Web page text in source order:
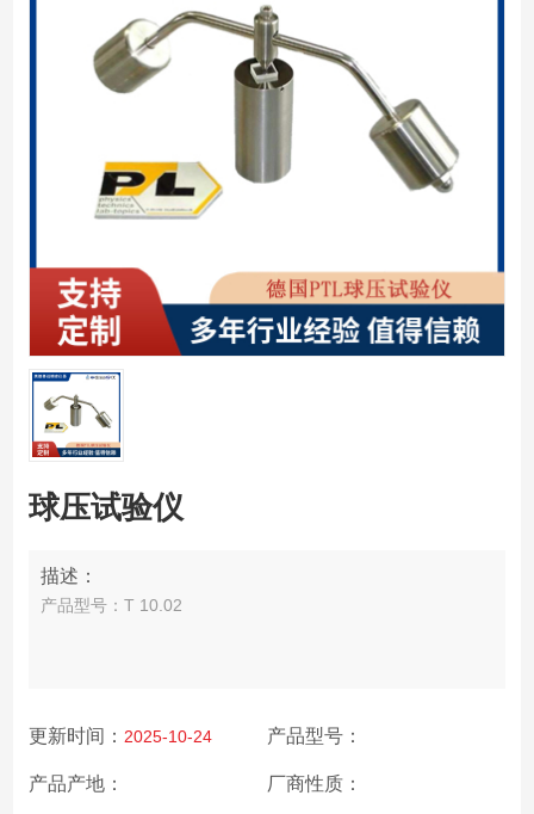
球压试验仪
描述：
产品型号：T 10.02
更新时间： 2025-10-24 产品型号：
产品产地： 厂商性质：